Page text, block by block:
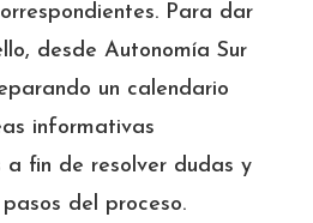
Para dar
desde Autonomía Sur
un calendario
informativas
a fin de resolver dudas y
del proceso.